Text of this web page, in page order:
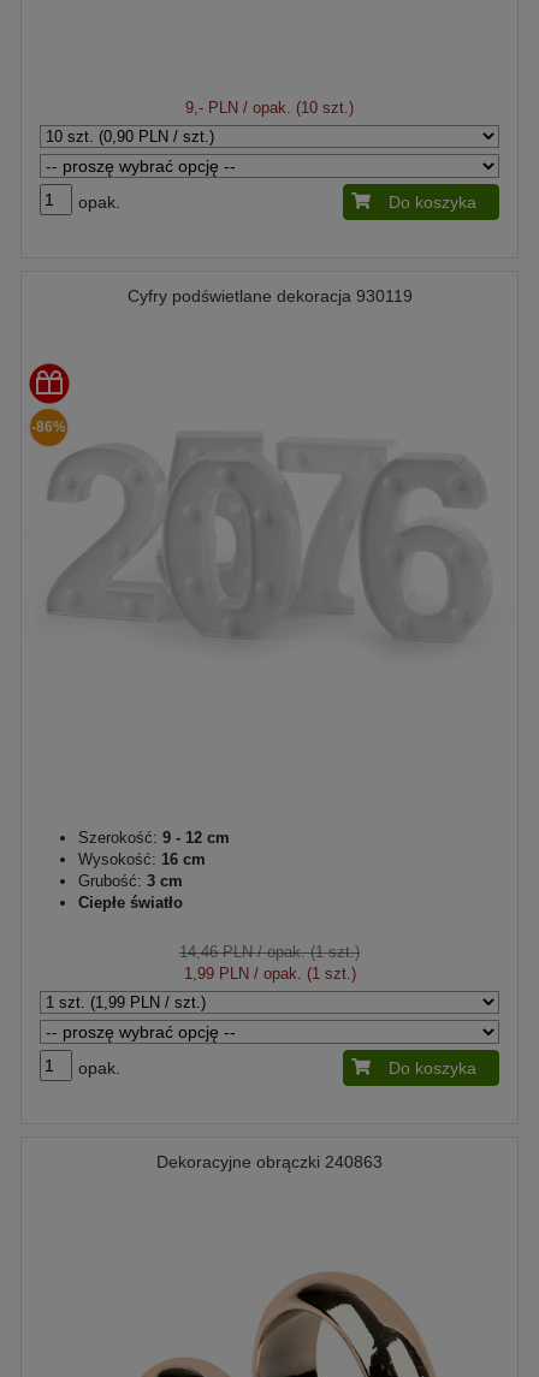
9,- PLN / opak. (10 szt.)
opak. Do koszyka
Cyfry podświetlane dekoracja 930119
-86%
Szerokość: 9 - 12 cm
Wysokość: 16 cm
Grubość: 3 cm
Ciepłe światło
14,46 PLN/ opak. (1 szt.)
1,99 PLN / opak. (1 szt.)
opak. Do koszyka
Dekoracyjne obrączki 240863